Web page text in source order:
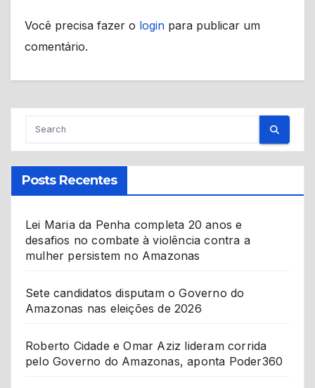
Você precisa fazer o login para publicar um
comentário.
Posts Recentes
Lei Maria da Penha completa 20 anos e
desafios no combate à violência contra a
mulher persistem no Amazonas
Sete candidatos disputam o Governo do
Amazonas nas eleições de 2026
Roberto Cidade e Omar Aziz lideram corrida
pelo Governo do Amazonas, aponta Poder360